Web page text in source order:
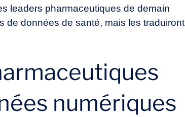
leaders pharmaceutiques de demain
de données de santé, mais les traduiront
numériques